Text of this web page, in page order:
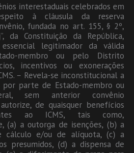
interestaduais celebrados em
à cláusula da reserva
fundada no art. 155, § 2º,
da Constituição da República,
legitimador da válida
membro ou pelo Distrito
incentivos ou exonerações
– Revela-se inconstitucional a
por parte de Estado-membro ou
sem anterior convênio
de quaisquer benefícios
ao ICMS, tais como,
(a) a outorga de isenções, (b) a
cálculo e/ou de alíquota, (c) a
presumidos, (d) a dispensa de